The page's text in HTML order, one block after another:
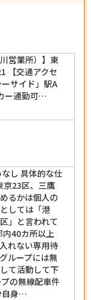
営業所）】東
【交通アクセ
サイド」駅A
ー通勤可…
なし 具体的な仕
京23区、三鷹
るかは個人の
しては「港
」と言われて
内40カ所以上
れない専用待
ループには無
て活動して下
の無線配車件
自身…